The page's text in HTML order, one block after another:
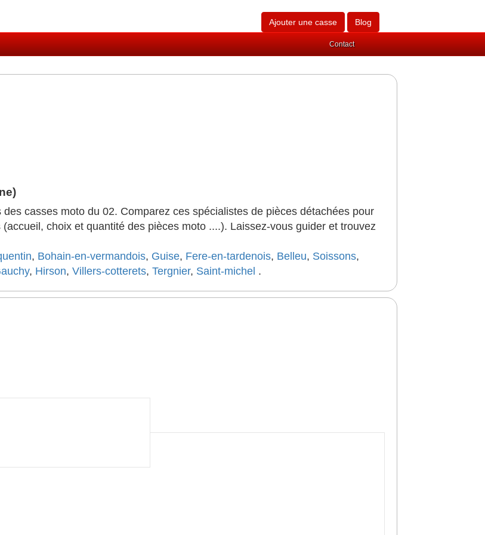
Ajouter une casse Blog
Contact
casses moto du 02. Comparez ces spécialistes de pièces détachées pour
choix et quantité des pièces moto ....). Laissez-vous guider et trouvez
, Bohain-en-vermandois, Guise, Fere-en-tardenois, Belleu, Soissons,
, Hirson, Villers-cotterets, Tergnier, Saint-michel .